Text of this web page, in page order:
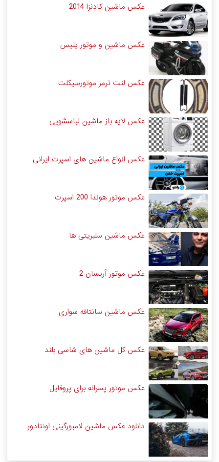
عکس ماشین کادنزا 2014
عکس ماشین و موتور پلیس
عکس لنت ترمز موتورسیکلت
عکس لایه باز ماشین لباسشویی
عکس انواع ماشین های اسپرت ایرانی
عکس موتور هوندا 200 اسپرت
عکس ماشین سلبریتی ها
عکس موتور آریسان 2
عکس ماشین سانتافه سواری
عکس کل ماشین های شاسی بلند
عکس موتور پسرانه برای پروفایل
دانلود عکس ماشین لامبورگینی اونتادور